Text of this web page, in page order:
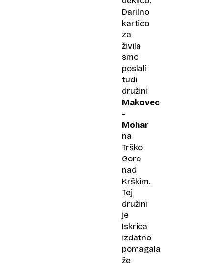
Darilno
kartico
za
živila
smo
poslali
tudi
družini
Makovec
-
Mohar
na
Trško
Goro
nad
Krškim.
Tej
družini
je
Iskrica
izdatno
pomagala
že